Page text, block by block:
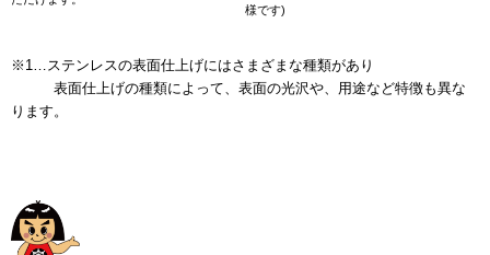
様です)
※1…ステンレスの表面仕上げにはさまざまな種類があり
表面仕上げの種類によって、表面の光沢や、用途など特徴も異な
ります。